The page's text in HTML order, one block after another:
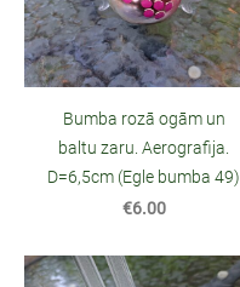
Bumba rozā ogām un
baltu zaru. Aerografija.
D=6,5cm (Egle bumba 49)
€6.00